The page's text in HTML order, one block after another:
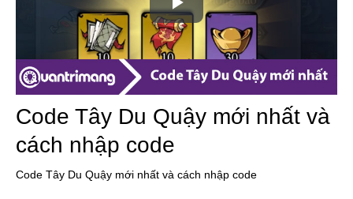
Play
Video
Code Tây Du Quậy mới nhất và
cách nhập code
Code Tây Du Quậy mới nhất và cách nhập code